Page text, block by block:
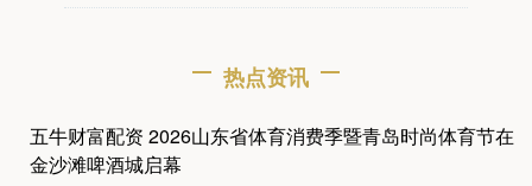
热点资讯
五牛财富配资 2026山东省体育消费季暨青岛时尚体育节在
金沙滩啤酒城启幕